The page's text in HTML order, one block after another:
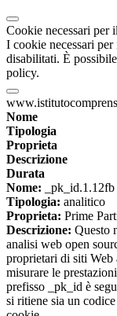
Cookie necessari per
I cookie necessari
disabilitati. È
policy.
Nome
Tipologia
Proprieta
Descrizione
Durata
Nome: _pk_id.1.12fb
Tipologia: analitico
Proprieta: Prime
Descrizione: Questo
analisi web open
proprietari di siti Web
misurare le
prefisso _pk_id è
si ritiene sia un